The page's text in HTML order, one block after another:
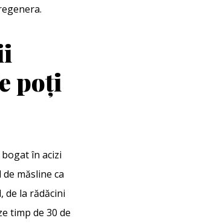
poți
în acizi
măsline ca
de la rădăcini
timp de 30 de